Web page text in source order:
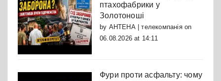
птахофабрики у
Золотоноші
by АНТЕНА | телекомпаніяon
06.08.2026 at 14:11
Фури проти асфальту: чому